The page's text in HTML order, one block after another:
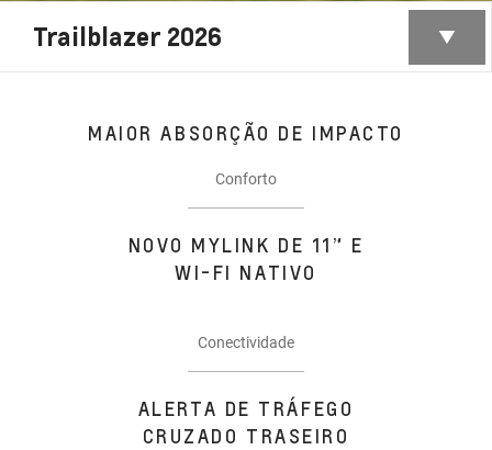
Trailblazer 2026
MAIOR ABSORÇÃO DE IMPACTO
Conforto
NOVO MYLINK DE 11” E
WI-FI NATIVO
Conectividade
ALERTA DE TRÁFEGO
CRUZADO TRASEIRO